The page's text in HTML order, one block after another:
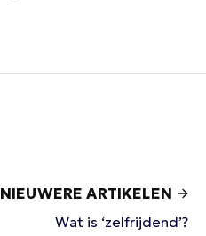
NIEUWERE ARTIKELEN
Wat is ‘zelfrijdend’?